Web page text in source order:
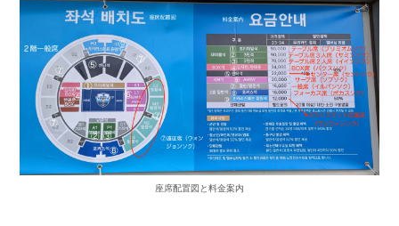
座席配置図と料金案内